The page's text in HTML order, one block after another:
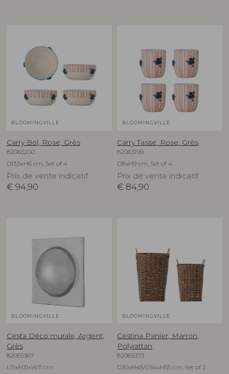
BLOOMINGVILLE
Carry Bol, Rose, Grès
82063200
D13,5xH6 cm, Set of 4
Prix de vente indicatif
€ 94,90
BLOOMINGVILLE
Carry Tasse, Rose, Grès
82063199
D8xH9 cm, Set of 4
Prix de vente indicatif
€ 84,90
BLOOMINGVILLE
Cesta Déco murale, Argent,
Grès
82065367
L31xH31xW11 cm
BLOOMINGVILLE
Cestina Panier, Marron,
Polyrattan
82065373
D30xH45/D34xH55 cm, Set of 2